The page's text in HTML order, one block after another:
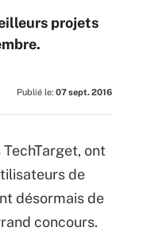
projets
Publié le: 07 sept. 2016
ont
de
désormais de
concours.